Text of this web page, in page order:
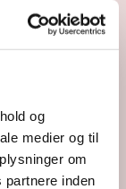
og
medier og til
om
inden
lide...